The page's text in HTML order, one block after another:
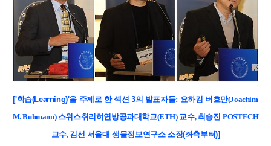
['학습(Learning)'을 주제로 한 섹션 3의 발표자들: 요하킴 버흐만(Joachim
M. Buhmann) 스위스취리히연방공과대학교(ETH) 교수, 최승진POSTECH
교수, 김선 서울대 생물정보연구소 소장(좌측부터)]